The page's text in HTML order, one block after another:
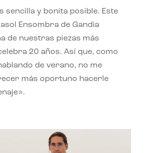
sencilla y bonita posible. Este
Ensombra de Gandia
de nuestras piezas más
20 años. Así que, como
de verano, no me
más oportuno hacerle